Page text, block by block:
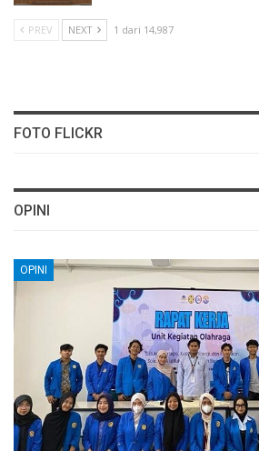
PREV NEXT 1 dari 14,987
FOTO FLICKR
OPINI
OPINI